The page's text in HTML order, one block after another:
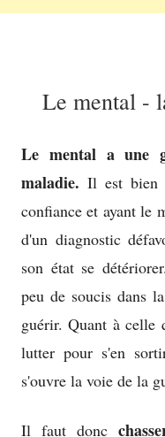
Le mental -
Le mental a une
maladie. Il est bien
confiance et ayant le
d'un diagnostic
son état se
peu de soucis dans
guérir. Quant à celle
lutter pour s'en
s'ouvre la voie de la
Il faut donc